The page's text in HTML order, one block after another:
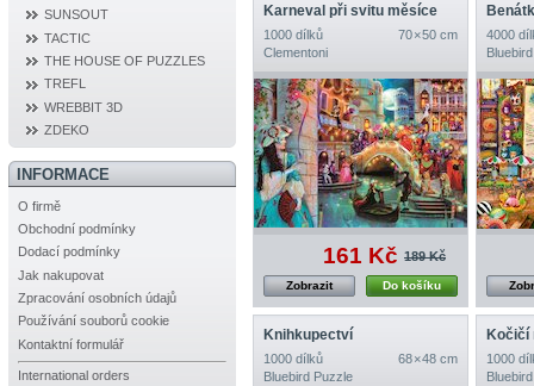
SUNSOUT
TACTIC
THE HOUSE OF PUZZLES
TREFL
WREBBIT 3D
ZDEKO
INFORMACE
O firmě
Obchodní podmínky
Dodací podmínky
Jak nakupovat
Zpracování osobních údajů
Používání souborů cookie
Kontaktní formulář
International orders
Karneval při svitu měsíce
1000 dílků
70 × 50 cm
Clementoni
161 Kč 189 Kč
Do košíku
Zobrazit
4000
Knihkupectví
1000 dílků
68 × 48 cm
Bluebird Puzzle
Kočičí
1000